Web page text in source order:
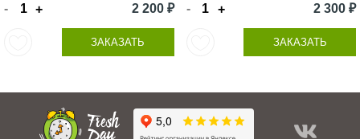
- + 2 200 ₽
ЗАКАЗАТЬ
- + 2 300 ₽
ЗАКАЗАТЬ